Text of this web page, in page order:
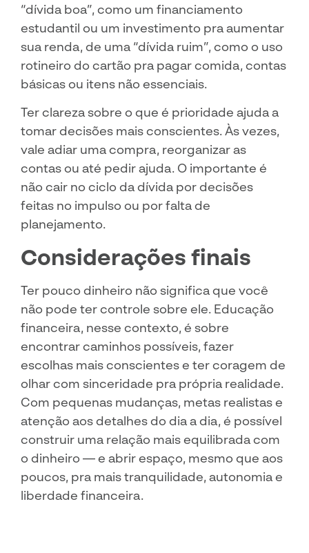
“dívida boa”, como um financiamento
estudantil ou um investimento pra aumentar
sua renda, de uma “dívida ruim”, como o uso
rotineiro do cartão pra pagar comida, contas
básicas ou itens não essenciais.
Ter clareza sobre o que é prioridade ajuda a
tomar decisões mais conscientes. Às vezes,
vale adiar uma compra, reorganizar as
contas ou até pedir ajuda. O importante é
não cair no ciclo da dívida por decisões
feitas no impulso ou por falta de
planejamento.
Considerações finais
Ter pouco dinheiro não significa que você
não pode ter controle sobre ele. Educação
financeira, nesse contexto, é sobre
encontrar caminhos possíveis, fazer
escolhas mais conscientes e ter coragem de
olhar com sinceridade pra própria realidade.
Com pequenas mudanças, metas realistas e
atenção aos detalhes do dia a dia, é possível
construir uma relação mais equilibrada com
o dinheiro — e abrir espaço, mesmo que aos
poucos, pra mais tranquilidade, autonomia e
liberdade financeira.